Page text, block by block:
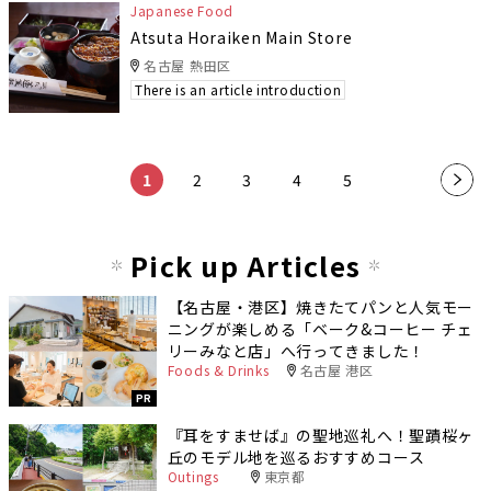
Japanese Food
Atsuta Horaiken Main Store
名古屋 熱田区
There is an article introduction
1 2 3 4 5 »
Pick up Articles
PR
【名古屋・港区】焼きたてパンと人気モー
ニングが楽しめる「ベーク&コーヒー チェ
リーみなと店」へ行ってきました！
Foods & Drinks 名古屋 港区
『耳をすませば』の聖地巡礼へ！聖蹟桜ヶ
丘のモデル地を巡るおすすめコース
Outings 東京都